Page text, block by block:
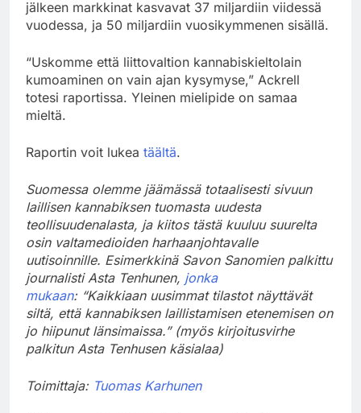
jälkeen markkinat kasvavat 37 miljardiin viidessä
vuodessa, ja 50 miljardiin vuosikymmenen sisällä.
“Uskomme että liittovaltion kannabiskieltolain
kumoaminen on vain ajan kysymyse,” Ackrell
totesi raportissa. Yleinen mielipide on samaa
mieltä.
Raportin voit lukea täältä.
Suomessa olemme jäämässä totaalisesti sivuun
laillisen kannabiksen tuomasta uudesta
teollisuudenalasta, ja kiitos tästä kuuluu suurelta
osin valtamedioiden harhaanjohtavalle
uutisoinnille. Esimerkkinä Savon Sanomien palkittu
journalisti Asta Tenhunen, jonka
mukaan: “Kaikkiaan uusimmat tilastot näyttävät
siltä, että kannabiksen laillistamisen etenemisen on
jo hiipunut länsimaissa.” (myös kirjoitusvirhe
palkitun Asta Tenhusen käsialaa)
Toimittaja: Tuomas Karhunen